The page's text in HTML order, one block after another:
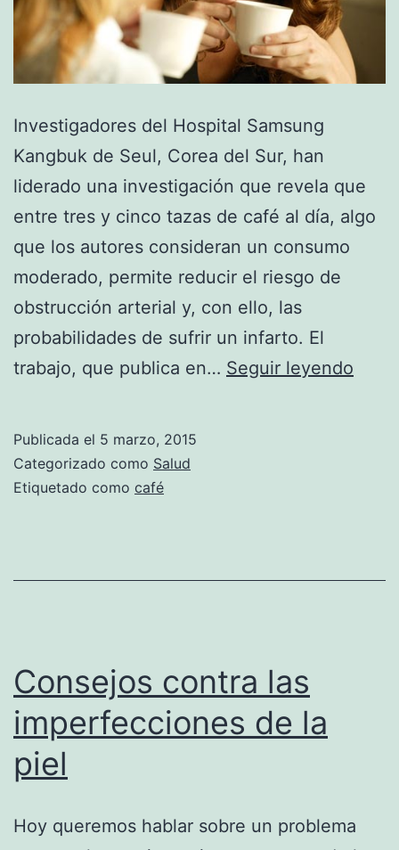
Investigadores del Hospital Samsung
Kangbuk de Seul, Corea del Sur, han
liderado una investigación que revela que
entre tres y cinco tazas de café al día, algo
que los autores consideran un consumo
moderado, permite reducir el riesgo de
obstrucción arterial y, con ello, las
probabilidades de sufrir un infarto. El
trabajo, que publica en… Seguir leyendo
Publicada el 5 marzo, 2015
Categorizado como Salud
Etiquetado como café
Consejos contra las
imperfecciones de la
piel
Hoy queremos hablar sobre un problema